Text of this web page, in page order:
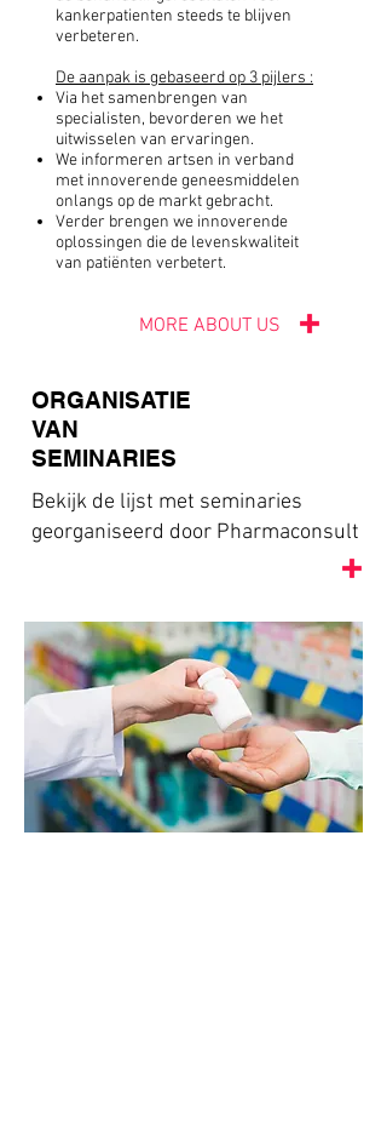
kankerpatienten steeds te blijven
verbeteren.
De aanpak is gebaseerd op 3 pijlers :
Via het samenbrengen van
specialisten, bevorderen we het
uitwisselen van ervaringen.
We informeren artsen in verband
met innoverende geneesmiddelen
onlangs op de markt gebracht.
Verder brengen we innoverende
oplossingen die de levenskwaliteit
van patiënten verbetert.
MORE ABOUT US
ORGANISATIE
VAN
SEMINARIES
Bekijk de lijst met seminaries
georganiseerd door Pharmaconsult